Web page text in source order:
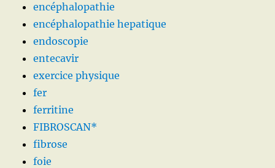
encéphalopathie
encéphalopathie hepatique
endoscopie
entecavir
exercice physique
fer
ferritine
FIBROSCAN*
fibrose
foie